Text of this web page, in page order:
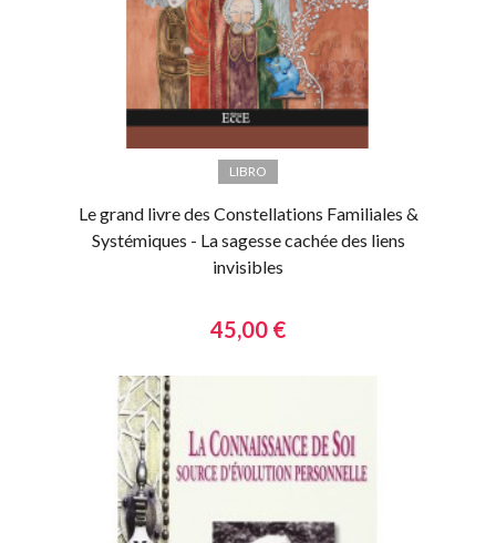
LIBRO
Le grand livre des Constellations Familiales &
Systémiques - La sagesse cachée des liens
invisibles
45,00 €